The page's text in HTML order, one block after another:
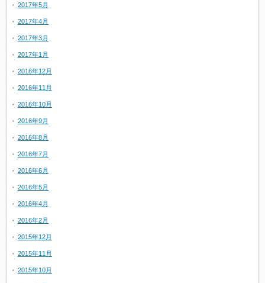
2017年5月
2017年4月
2017年3月
2017年1月
2016年12月
2016年11月
2016年10月
2016年9月
2016年8月
2016年7月
2016年6月
2016年5月
2016年4月
2016年2月
2015年12月
2015年11月
2015年10月